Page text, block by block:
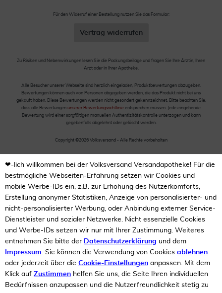
Für den Widerruf einer Bestellung nutzen Sie das Formular:
Vertrag widerrufen
Zu Risiken und Nebenwirkungen lesen Sie die Packungsbeilage und fragen Sie Ihre Ärztin, Ihren
Arzt oder in Ihrer Apotheke.
Alle Besucher unserer Webseite sind herzlich eingeladen, Produktbewertungen abzugeben.
Bewertungen können auch von Personen abgegeben werden, die das Produkt nicht bei uns
gekauft haben. Diese Bewertungen werden nicht gesondert gekennzeichnet. Bitte beachten Sie,
dass alle Bewertungen unserer Bewertungsrichtlinie entsprechen müssen. Jede eingehende
Bewertung wird einer sorgfältigen manuellen Authentizitätskontrolle unterzogen und kann
gegebenfalls abgelehnt oder gelöscht werden.
Copyright ©2026 Volksversand - Alle Rechte vorbehalten
❤-lich willkommen bei der Volksversand Versandapotheke! Für die
bestmögliche Webseiten-Erfahrung setzen wir Cookies und
mobile Werbe-IDs ein, z.B. zur Erhöhung des Nutzerkomforts,
Erstellung anonymer Statistiken, Anzeige von personalisierter- und
nicht-personalisierter Werbung, oder Anbindung externer Service-
Dienstleister und sozialer Netzwerke. Nicht essenzielle Cookies
und Werbe-IDs setzen wir nur mit Ihrer Zustimmung. Weiteres
entnehmen Sie bitte der Datenschutzerklärung und dem
Impressum. Sie können die Verwendung von Cookies ablehnen
oder jederzeit über die Cookie-Einstellungen anpassen. Mit dem
Klick auf Zustimmen helfen Sie uns, die Seite Ihren individuellen
Bedürfnissen anzupassen und die Nutzerfreundlichkeit stetig zu